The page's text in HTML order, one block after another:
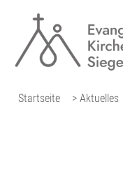
Startseite > Aktuelles